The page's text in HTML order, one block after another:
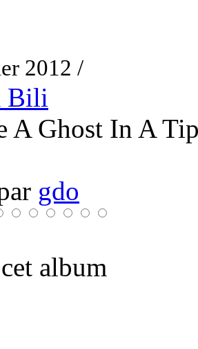
2012 /
Bili
A Ghost In A
gdo
album